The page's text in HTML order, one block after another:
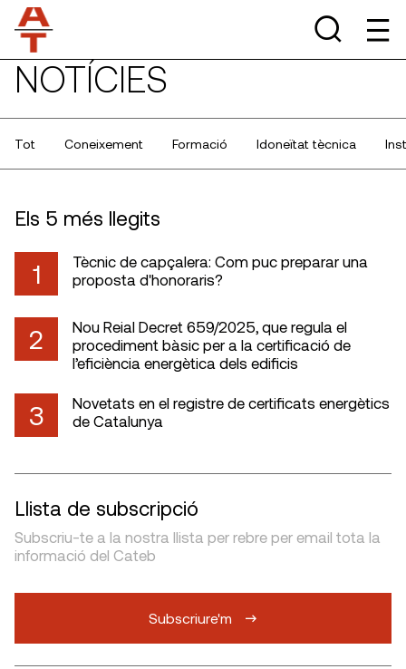
NOTÍCIES
Tot Coneixement Formació Idoneïtat tècnica
Els 5 més llegits
1
Tècnic de capçalera: Com puc preparar una
proposta d'honoraris?
2
Nou Reial Decret 659/2025, que regula el
procediment bàsic per a la certificació de
l’eficiència energètica dels edificis
3
Novetats en el registre de certificats energètics
de Catalunya
Llista de subscripció
Subscriu-te a la nostra llista per rebre per email tota la
informació del Cateb
Subscriure'm